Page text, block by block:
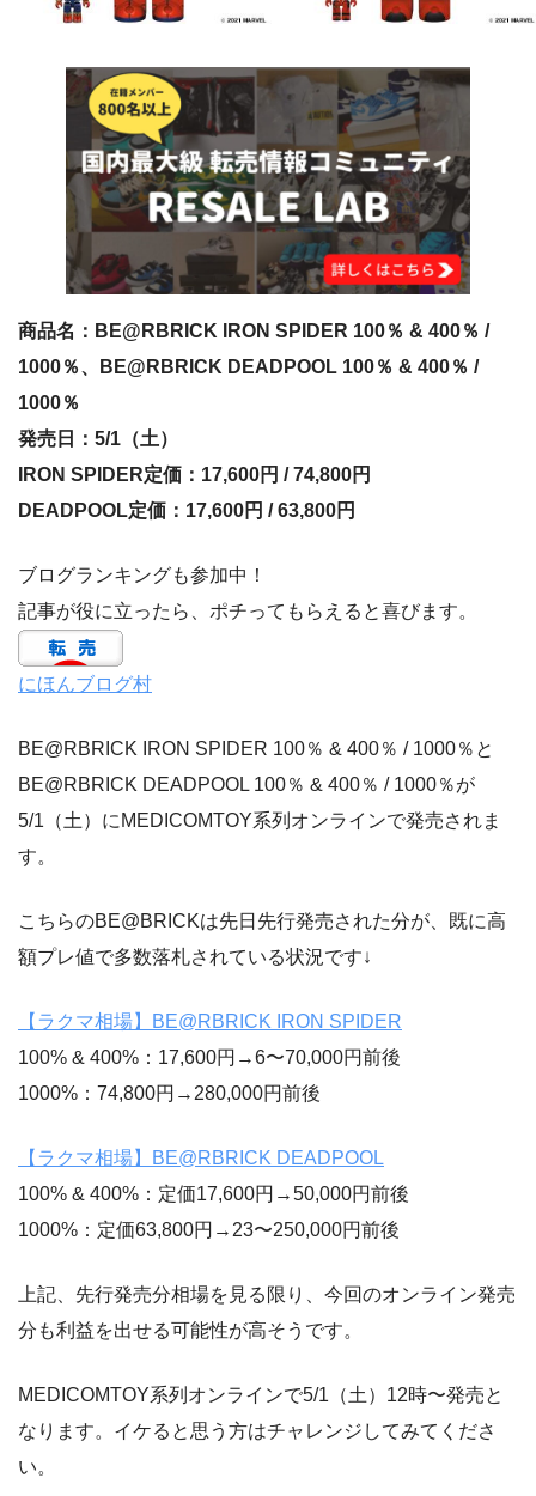
商品名：BE@RBRICK IRON SPIDER 100％ & 400％ /
1000％、BE@RBRICK DEADPOOL 100％ & 400％ /
1000％
発売日：5/1（土）
IRON SPIDER定価：17,600円 / 74,800円
DEADPOOL定価：17,600円 / 63,800円
ブログランキングも参加中！
記事が役に立ったら、ポチってもらえると喜びます。
にほんブログ村
BE@RBRICK IRON SPIDER 100％ & 400％ / 1000％と
BE@RBRICK DEADPOOL 100％ & 400％ / 1000％が
5/1（土）にMEDICOMTOY系列オンラインで発売されま
す。
こちらのBE@BRICKは先日先行発売された分が、既に高
額プレ値で多数落札されている状況です↓
【ラクマ相場】BE@RBRICK IRON SPIDER
100% & 400%：17,600円→6〜70,000円前後
1000%：74,800円→280,000円前後
【ラクマ相場】BE@RBRICK DEADPOOL
100% & 400%：定価17,600円→50,000円前後
1000%：定価63,800円→23〜250,000円前後
上記、先行発売分相場を見る限り、今回のオンライン発売
分も利益を出せる可能性が高そうです。
MEDICOMTOY系列オンラインで5/1（土）12時〜発売と
なります。イケると思う方はチャレンジしてみてくださ
い。